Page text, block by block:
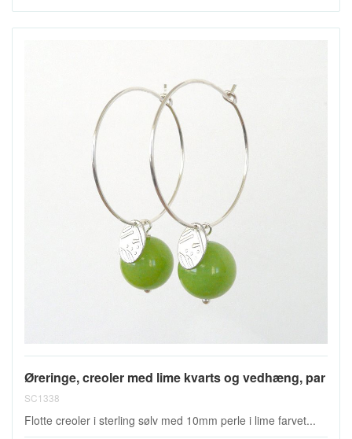
Øreringe, creoler med lime kvarts og vedhæng, par
SC1338
Flotte creoler i sterling sølv med 10mm perle i lime farvet...